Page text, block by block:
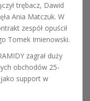
trębacz, Dawid
Ania Matczuk. W
zespół opuścił
Tomek Imienowski.
zagrał duży
obchodów 25-
support w